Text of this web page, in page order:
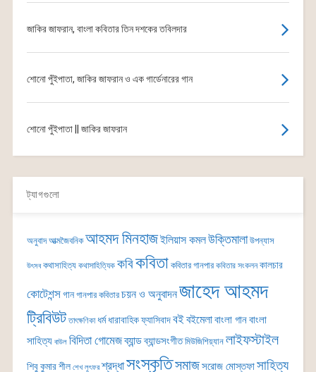
জাকির জাফরান, বাংলা কবিতার তিন দশকের তবিলদার
শোনো পুঁইপাতা, জাকির জাফরান ও এক গার্ডেনারের গান
শোনো পুঁইপাতা || জাকির জাফরান
ট্যাগগুলো
অনুবাদ আত্মজৈবনিক আহমদ মিনহাজইলিয়াস কমলউক্তিমালা উপন্যাস
উৎসব কথাসাহিত্য কথাসাহিত্যিক কবিকবিতা কবিতার গানপার কবিতার সংকলন কালচার
কোটেশন্সগান গানপার কবিতার চয়ন ও অনুবাদনজাহেদ আহমদ
ট্রিবিউট তাৎক্ষণিকা ধর্ম ধারাবাহিকফ্যাসিবাদবইবইমেলাবাংলা গানবাংলা
সাহিত্য বাউল বিদিতা গোমেজব্যান্ডব্যান্ডসংগীত মিউজিশিয়্যান লাইফস্টাইল
শিবু কুমার শীল শেখ লুৎফর শ্রদ্ধাসংস্কৃতিসমাজসরোজ মোস্তফাসাহিত্য